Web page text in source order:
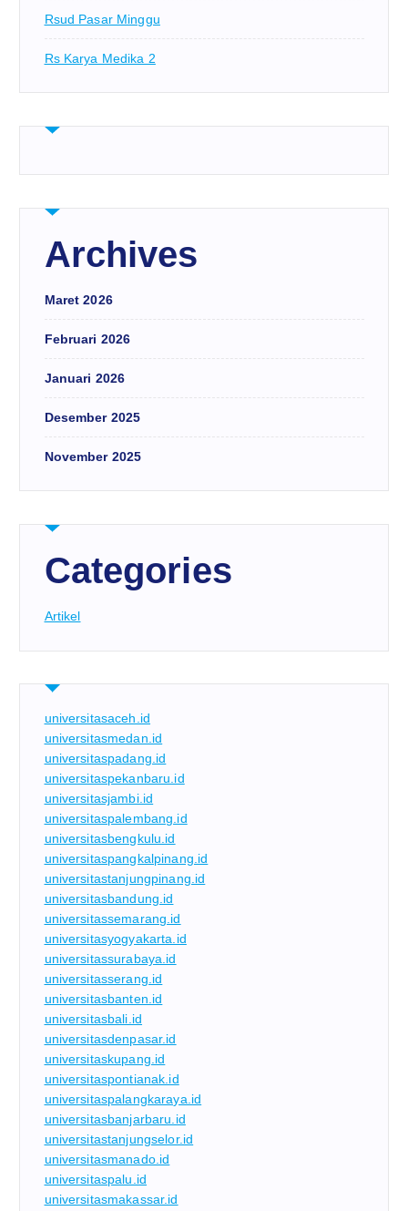
Rsud Pasar Minggu
Rs Karya Medika 2
Archives
Maret 2026
Februari 2026
Januari 2026
Desember 2025
November 2025
Categories
Artikel
universitasaceh.id
universitasmedan.id
universitaspadang.id
universitaspekanbaru.id
universitasjambi.id
universitaspalembang.id
universitasbengkulu.id
universitaspangkalpinang.id
universitastanjungpinang.id
universitasbandung.id
universitassemarang.id
universitasyogyakarta.id
universitassurabaya.id
universitasserang.id
universitasbanten.id
universitasbali.id
universitasdenpasar.id
universitaskupang.id
universitaspontianak.id
universitaspalangkaraya.id
universitasbanjarbaru.id
universitastanjungselor.id
universitasmanado.id
universitaspalu.id
universitasmakassar.id